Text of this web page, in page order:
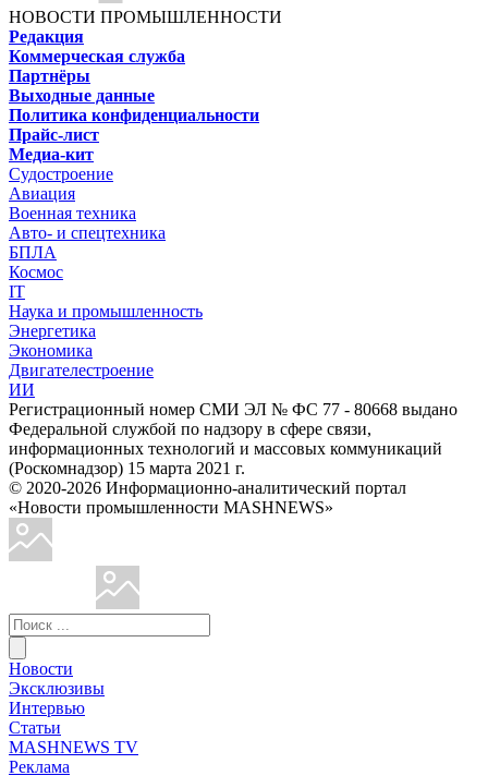
НОВОСТИ ПРОМЫШЛЕННОСТИ
Редакция
Коммерческая служба
Партнёры
Выходные данные
Политика конфиденциальности
Прайс-лист
Медиа-кит
Судостроение
Авиация
Военная техника
Авто- и спецтехника
БПЛА
Космос
IT
Наука и промышленность
Энергетика
Экономика
Двигателестроение
ИИ
Регистрационный номер СМИ ЭЛ № ФС 77 - 80668 выдано
Федеральной службой по надзору в сфере связи,
информационных технологий и массовых коммуникаций
(Роскомнадзор) 15 марта 2021 г.
© 2020-2026 Информационно-аналитический портал
«Новости промышленности MASHNEWS»
Новости
Эксклюзивы
Интервью
Статьи
MASHNEWS TV
Реклама